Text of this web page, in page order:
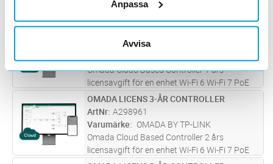
Anpassa
Avvisa
Omada Hårdvara Controller Enheten är
RJ45-portar och 2× USB 3.0-portar. med
funktioner som Cloud Access, centraliserad
A298960
Varumärke OMADA BY TP-LINK
Omada Cloud Based Controller 1 års
licensavgift för en enhet Wi-Fi 6 Wi-Fi 7 PoE
accesspunkt Omada SDN mesh sömlös
roaming MU-MIMO bandstyrning
strålformning lastbalans airtime fairness
Gigabit switc...läs mer
ST Lägg i kundvagn
OMADA LICENS 3-ÅR CONTROLLER
ArtNr A298961
Varumärke
OMADA BY TP-LINK
Omada Cloud Based Controller 2 års
licensavgift för en enhet Wi-Fi 6 Wi-Fi 7 PoE